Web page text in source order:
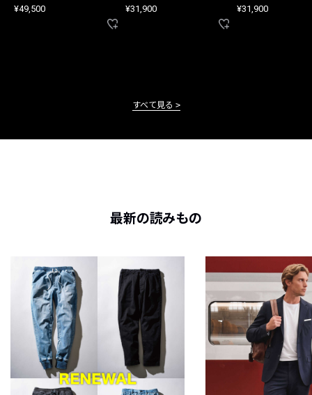
¥49,500 ¥31,900 ¥31,900
すべて見る
最新の読みもの